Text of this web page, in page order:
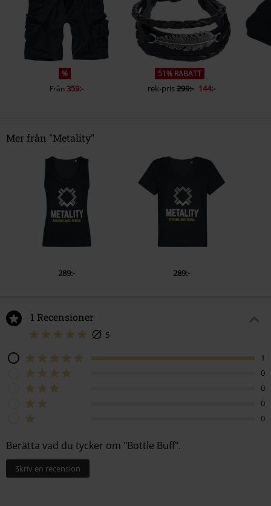
%
Från359:-
51% RABATT
rek-pris299:- 144:-
Mer från "Metality"
289:- 289:-
1 Recensioner
5
1
0
0
0
0
Berätta vad du tycker om "Bottle Buff".
Skriv en recension